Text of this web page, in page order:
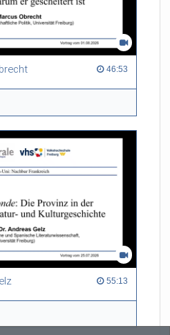
46:53
55:13